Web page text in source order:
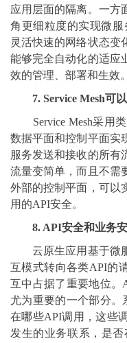
应用层面的隔离。一方
角更细粒度的实现微
灵活快速的网络状态变
能够完全自动化的适应
效的管理、部署和生效。
7. Service Mesh可
Service Mesh采用类
数据平面和控制平面实
服务发送和接收的所有
流量变简单，而且不需
外部的控制平面，可以
用的API安全。
8. API安全和业务
云原生应用基于微服
互模式转向各类API的
互中占据了重要地位。
尤为重要的一个部分
在哪些API调用，这些
发生的业务联系，是